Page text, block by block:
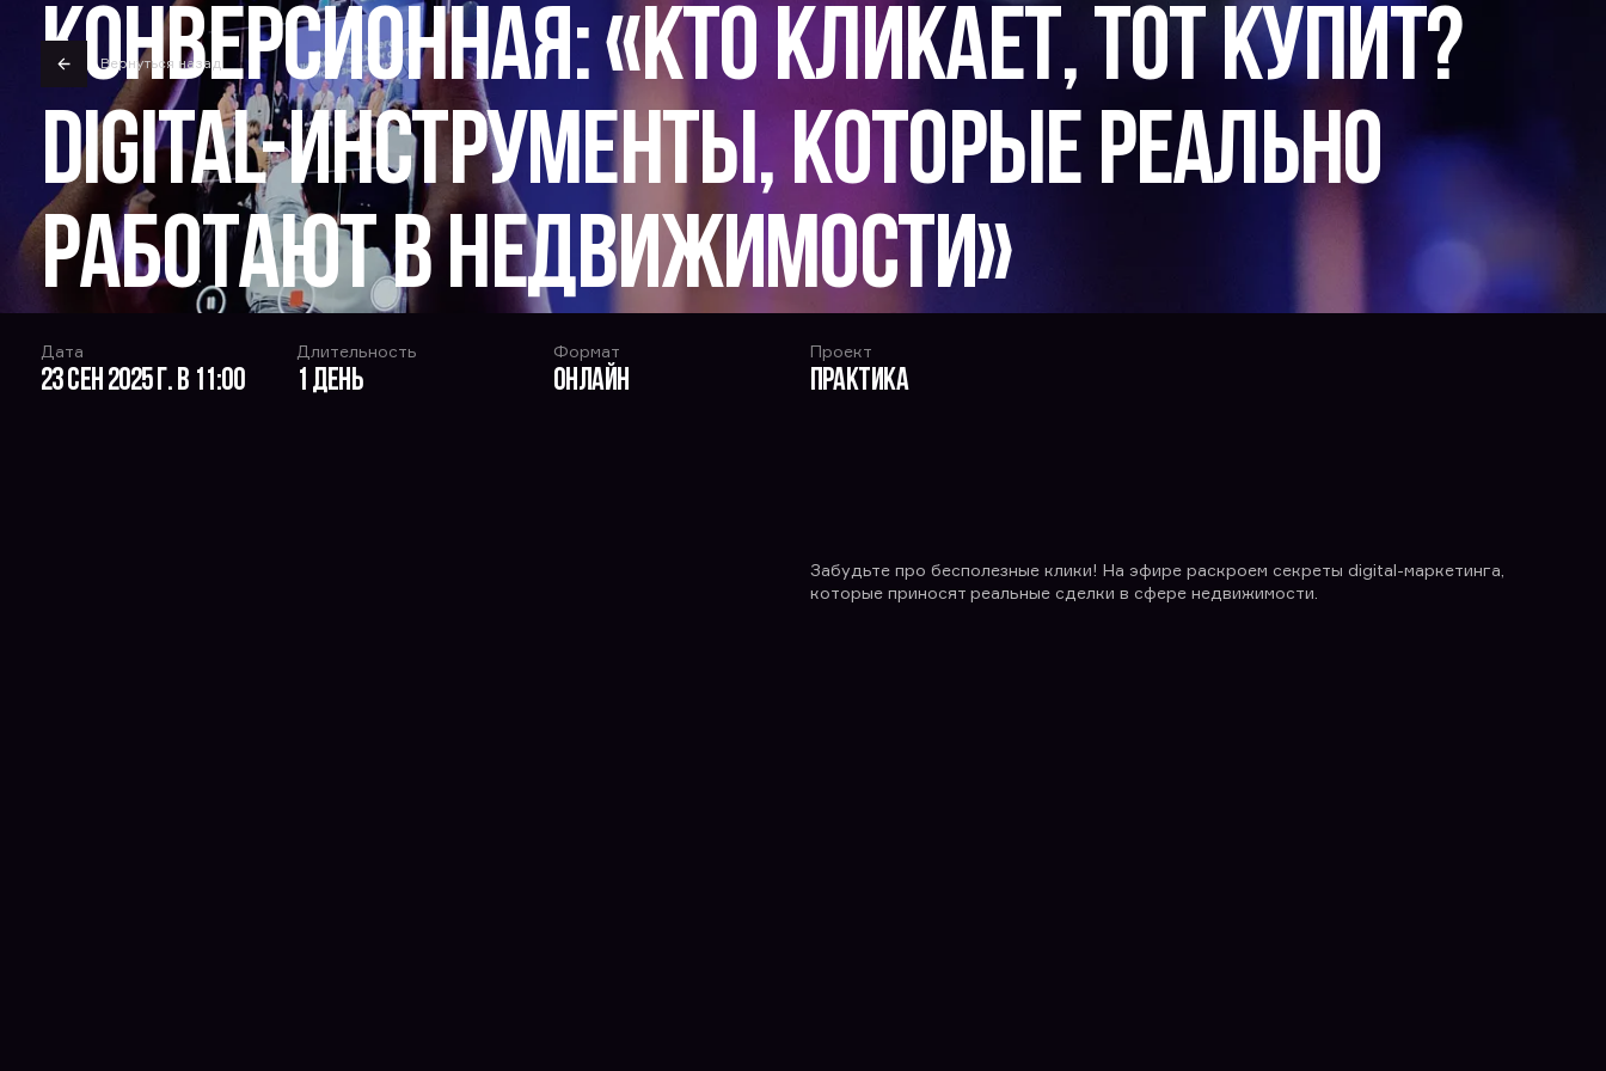
Вернуться назад
Конверсионная: «Кто кликает, тот купит?
Digital-инструменты, которые реально
работают в недвижимости»
Дата
23 сен 2025 г. в 11:00
Длительность
1 день
Формат
Онлайн
Проект
Практика
Забудьте про бесполезные клики! На эфире раскроем секреты digital-маркетинга,
которые приносят реальные сделки в сфере недвижимости.